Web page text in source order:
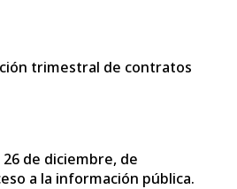
trimestral de contratos
26 de diciembre, de
a la información pública.